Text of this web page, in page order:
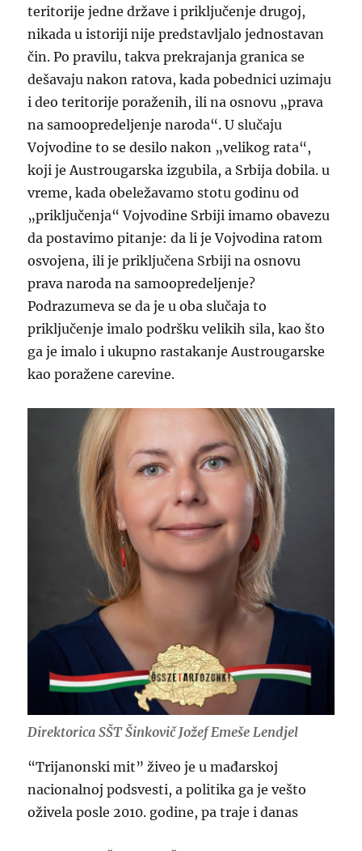
teritorije jedne države i priključenje drugoj,
nikada u istoriji nije predstavljalo jednostavan
čin. Po pravilu, takva prekrajanja granica se
dešavaju nakon ratova, kada pobednici uzimaju
i deo teritorije poraženih, ili na osnovu „prava
na samoopredeljenje naroda“. U slučaju
Vojvodine to se desilo nakon „velikog rata“,
koji je Austrougarska izgubila, a Srbija dobila. u
vreme, kada obeležavamo stotu godinu od
„priključenja“ Vojvodine Srbiji imamo obavezu
da postavimo pitanje: da li je Vojvodina ratom
osvojena, ili je priključena Srbiji na osnovu
prava naroda na samoopredeljenje?
Podrazumeva se da je u oba slučaja to
priključenje imalo podršku velikih sila, kao što
ga je imalo i ukupno rastakanje Austrougarske
kao poražene carevine.
Direktorica SŠT Šinkovič Jožef Emeše Lendjel
“Trijanonski mit” živeo je u mađarskoj
nacionalnoj podsvesti, a politika ga je vešto
oživela posle 2010. godine, pa traje i danas